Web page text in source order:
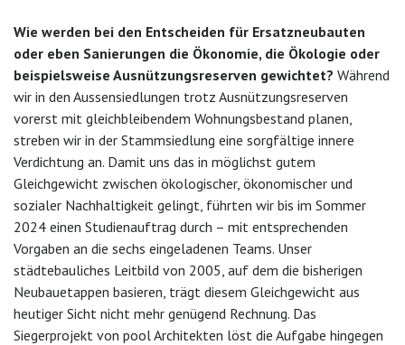
Wie werden bei den Entscheiden für Ersatzneubauten
oder eben Sanierungen die Ökonomie, die Ökologie oder
beispielsweise Ausnützungsreserven gewichtet? Während
wir in den Aussensiedlungen trotz Ausnützungsreserven
vorerst mit gleichbleibendem Wohnungsbestand planen,
streben wir in der Stammsiedlung eine sorgfältige innere
Verdichtung an. Damit uns das in möglichst gutem
Gleichgewicht zwischen ökologischer, ökonomischer und
sozialer Nachhaltigkeit gelingt, führten wir bis im Sommer
2024 einen Studienauftrag durch – mit entsprechenden
Vorgaben an die sechs eingeladenen Teams. Unser
städtebauliches Leitbild von 2005, auf dem die bisherigen
Neubauetappen basieren, trägt diesem Gleichgewicht aus
heutiger Sicht nicht mehr genügend Rechnung. Das
Siegerprojekt von pool Architekten löst die Aufgabe hingegen